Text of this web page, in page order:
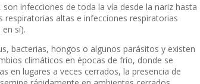
infecciones de toda la vía desde la nariz hasta
respiratorias altas e infecciones respiratorias
sí).
bacterias, hongos o algunos parásitos y existen
climáticos en épocas de frío, donde se
en lugares a veces cerrados, la presencia de